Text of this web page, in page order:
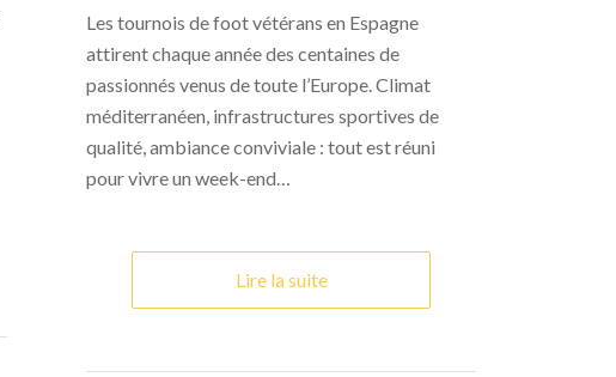
Les tournois de foot vétérans en Espagne
attirent chaque année des centaines de
passionnés venus de toute l’Europe. Climat
méditerranéen, infrastructures sportives de
qualité, ambiance conviviale : tout est réuni
pour vivre un week-end…
Lire la suite